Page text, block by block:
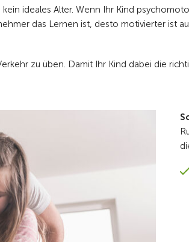
ideales Alter. Wenn Ihr Kind
das Lernen ist, desto motivierter ist
zu üben. Damit Ihr Kind dabei die